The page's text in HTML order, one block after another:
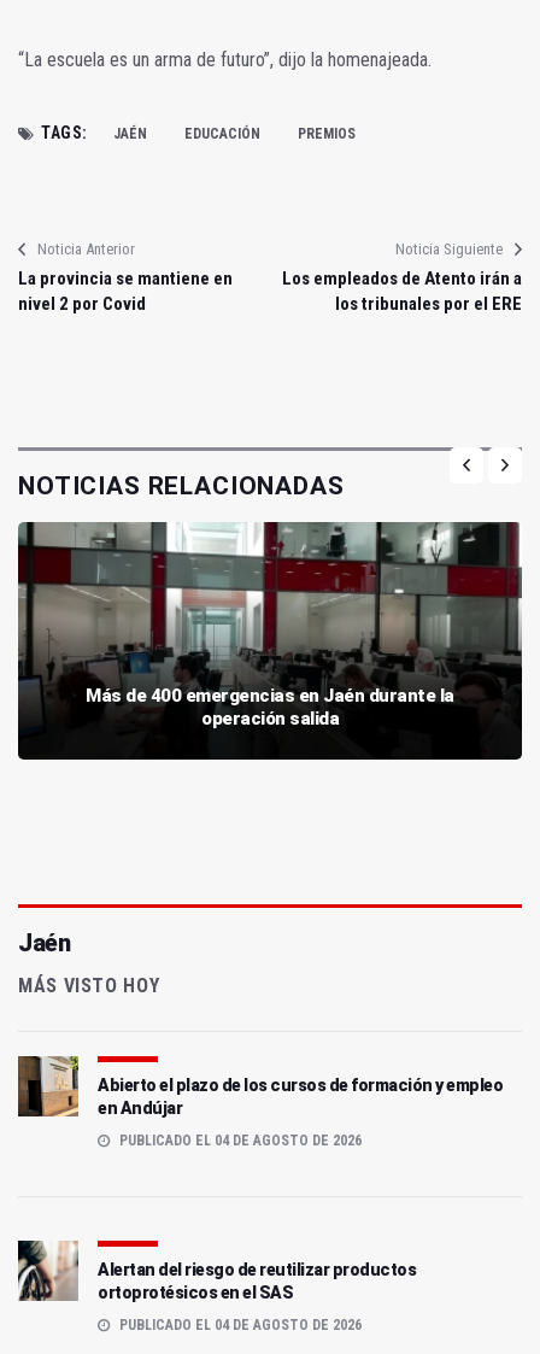
“La escuela es un arma de futuro”, dijo la homenajeada.
TAGS: JAÉN EDUCACIÓN PREMIOS
Noticia Anterior
La provincia se mantiene en
nivel 2 por Covid
Noticia Siguiente
Los empleados de Atento irán a
los tribunales por el ERE
NOTICIAS RELACIONADAS
Más de 400 emergencias en Jaén durante la
operación salida
Jaén
MÁS VISTO HOY
Abierto el plazo de los cursos de formación y empleo
en Andújar
PUBLICADO EL 04 DE AGOSTO DE 2026
Alertan del riesgo de reutilizar productos
ortoprotésicos en el SAS
PUBLICADO EL 04 DE AGOSTO DE 2026